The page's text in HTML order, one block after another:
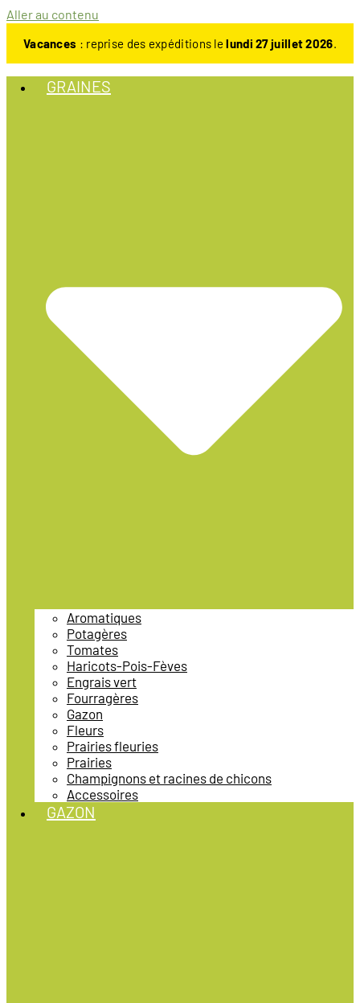
Aller au contenu
Vacances : reprise des expéditions lelundi 27 juillet 2026.
GRAINES
Aromatiques
Potagères
Tomates
Haricots-Pois-Fèves
Engrais vert
Fourragères
Gazon
Fleurs
Prairies fleuries
Prairies
Champignons et racines de chicons
Accessoires
GAZON